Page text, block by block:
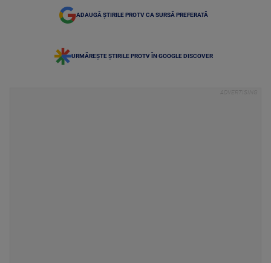
ADAUGĂ ȘTIRILE PROTV CA SURSĂ PREFERATĂ
URMĂREȘTE ȘTIRILE PROTV ÎN GOOGLE DISCOVER